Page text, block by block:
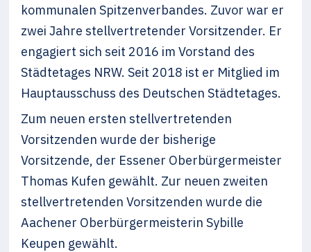
kommunalen Spitzenverbandes. Zuvor war er
zwei Jahre stellvertretender Vorsitzender. Er
engagiert sich seit 2016 im Vorstand des
Städtetages NRW. Seit 2018 ist er Mitglied im
Hauptausschuss des Deutschen Städtetages.
Zum neuen ersten stellvertretenden
Vorsitzenden wurde der bisherige
Vorsitzende, der Essener Oberbürgermeister
Thomas Kufen gewählt. Zur neuen zweiten
stellvertretenden Vorsitzenden wurde die
Aachener Oberbürgermeisterin Sybille
Keupen gewählt.